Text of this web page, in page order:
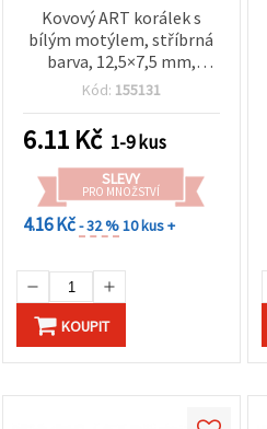
Kovový ART korálek s
bílým motýlem, stříbrná
barva, 12,5×7,5 mm,
otvor: 5 mm (velký
Kód: 155131
6.11 Kč 1-9 kus
SLEVY
PRO MNOŽSTVÍ
4.16 Kč- 32 %10 kus +
KOUPIT